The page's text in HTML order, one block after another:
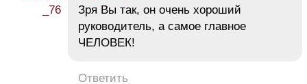
Зря Вы так, он очень хороший
руководитель, а самое главное
ЧЕЛОВЕК!
Ответить